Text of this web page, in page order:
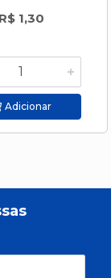
R$ 1,30
Adicionar